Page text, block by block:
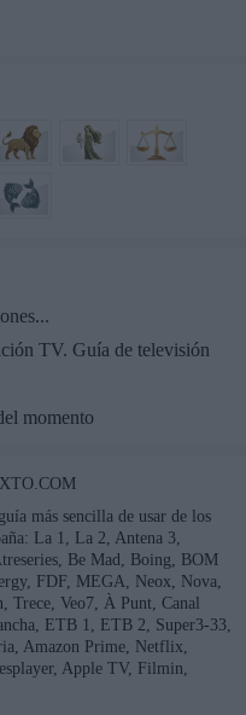
TV. Guía de televisión
momento
más sencilla de usar de los
La 1, La 2, Antena 3,
Be Mad, Boing, BOM
FDF, MEGA, Neox, Nova,
Trece, Veo7, À Punt, Canal
ETB 1, ETB 2, Super3-33,
Amazon Prime, Netflix,
Apple TV, Filmin,